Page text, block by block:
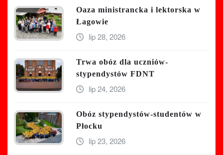
Oaza ministrancka i lektorska w
Łagowie
lip 28, 2026
Trwa obóz dla uczniów-
stypendystów FDNT
lip 24, 2026
Obóz stypendystów-studentów w
Płocku
lip 23, 2026